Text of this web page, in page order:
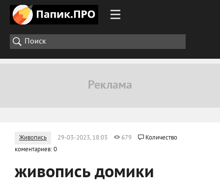
Живопись 29-03-2023, 18:03 679
Количество
коментариев: 0
живопись домики